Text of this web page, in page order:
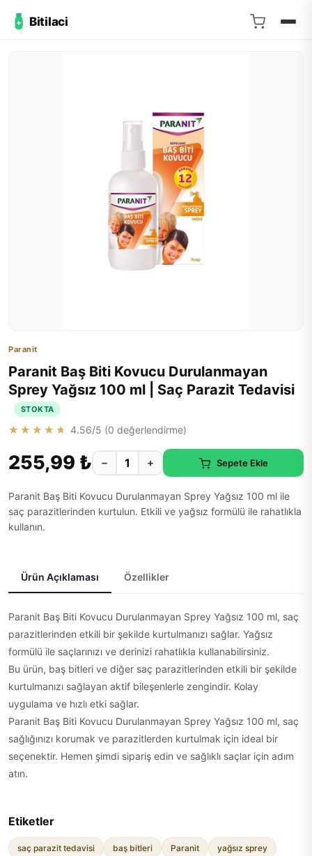
Bitilaci
Paranit
Paranit Baş Biti Kovucu Durulanmayan
Sprey Yağsız 100 ml | Saç Parazit Tedavisi
STOKTA
★★★★★ 4.56/5 (0 değerlendirme)
255,99 ₺ − + Sepete Ekle
Paranit Baş Biti Kovucu Durulanmayan Sprey Yağsız 100 ml ile
saç parazitlerinden kurtulun. Etkili ve yağsız formülü ile rahatlıkla
kullanın.
Ürün Açıklaması Özellikler
Paranit Baş Biti Kovucu Durulanmayan Sprey Yağsız 100 ml, saç
parazitlerinden etkili bir şekilde kurtulmanızı sağlar. Yağsız
formülü ile saçlarınızı ve derinizi rahatlıkla kullanabilirsiniz.
Bu ürün, baş bitleri ve diğer saç parazitlerinden etkili bir şekilde
kurtulmanızı sağlayan aktif bileşenlerle zengindir. Kolay
uygulama ve hızlı etki sağlar.
Paranit Baş Biti Kovucu Durulanmayan Sprey Yağsız 100 ml, saç
sağlığınızı korumak ve parazitlerden kurtulmak için ideal bir
seçenektir. Hemen şimdi sipariş edin ve sağlıklı saçlar için adım
atın.
Etiketler
saç parazit tedavisi baş bitleri Paranit yağsız sprey